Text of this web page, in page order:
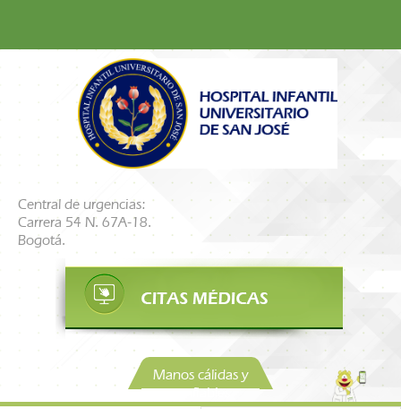
Central de urgencias:
Carrera 54 N. 67A-18.
Bogotá.
Manos cálidas y
confiables